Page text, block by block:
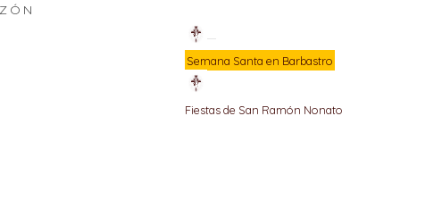
Semana Santa en Barbastro
Fiestas de San Ramón Nonato